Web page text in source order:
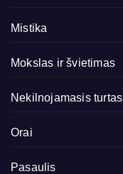
Mistika
Mokslas ir švietimas
Nekilnojamasis turtas
Orai
Pasaulis